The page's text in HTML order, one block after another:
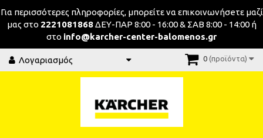
Για περισσότερες πληροφορίες, μπορείτε να επικοινωνήσeτε μαζί
μας στο 2221081868ΔΕΥ-ΠΑΡ 8:00 - 16:00 & ΣΑΒ 8:00 - 14:00 ή
στο info@karcher-center-balomenos.gr
Λογαριασμός 0 (προϊόντα)